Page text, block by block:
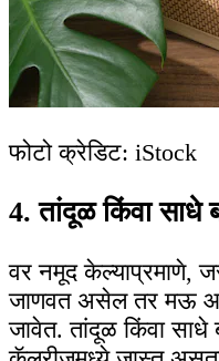
फोटो क्रेडिट: iStock
4. तांदूळ किंवा साधे
वर नमूद केल्याप्रमाणे,
जाणवत असेल तर मऊ
जावेत. तांदूळ किंवा